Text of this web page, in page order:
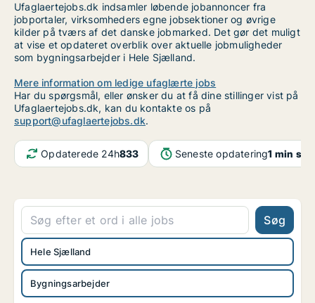
Ufaglaertejobs.dk indsamler løbende jobannoncer fra
jobportaler, virksomheders egne jobsektioner og øvrige
kilder på tværs af det danske jobmarked. Det gør det muligt
at vise et opdateret overblik over aktuelle jobmuligheder
som bygningsarbejder i Hele Sjælland.
Mere information om ledige ufaglærte jobs
Har du spørgsmål, eller ønsker du at få dine stillinger vist på
Ufaglaertejobs.dk, kan du kontakte os på
support@ufaglaertejobs.dk.
Opdaterede 24h833 Seneste opdatering1 min
Søg
Bygningsarbejder
Hele Sjælland